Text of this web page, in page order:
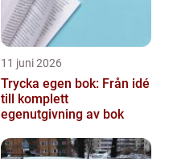
11 juni 2026
Trycka egen bok: Från idé
till komplett
egenutgivning av bok